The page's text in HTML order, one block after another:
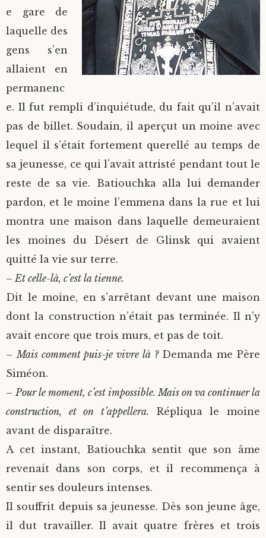
e gare de
laquelle des
gens s’en
allaient en
permanenc
e. Il fut rempli d’inquiétude, du fait qu’il n’avait
pas de billet. Soudain, il aperçut un moine avec
lequel il s’était fortement querellé au temps de
sa jeunesse, ce qui l’avait attristé pendant tout le
reste de sa vie. Batiouchka alla lui demander
pardon, et le moine l’emmena dans la rue et lui
montra une maison dans laquelle demeuraient
les moines du Désert de Glinsk qui avaient
quitté la vie sur terre.
– Et celle-là, c’est la tienne.
Dit le moine, en s’arrêtant devant une maison
dont la construction n’était pas terminée. Il n’y
avait encore que trois murs, et pas de toit.
–Mais comment puis-je vivre là ?Demanda me Père
Siméon.
–Pour le moment, c’est impossible. Mais on va continuer la
construction, et on t’appellera. Répliqua le moine
avant de disparaître.
A cet instant, Batiouchka sentit que son âme
revenait dans son corps, et il recommença à
sentir ses douleurs intenses.
Il souffrit depuis sa jeunesse. Dès son jeune âge,
il dut travailler. Il avait quatre frères et trois